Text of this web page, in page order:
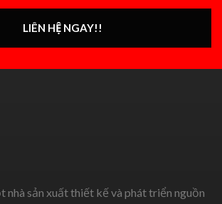
LIÊN HỆ NGAY!!
nhà sản xuất thiết kế và phát triển nguồn